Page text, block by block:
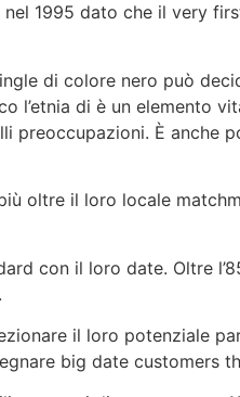
1995 dato che il very
di colore nero può
l’etnia di è un elemento
È anche
oltre il loro locale
con il loro date. Oltre
il loro potenziale
big date customers